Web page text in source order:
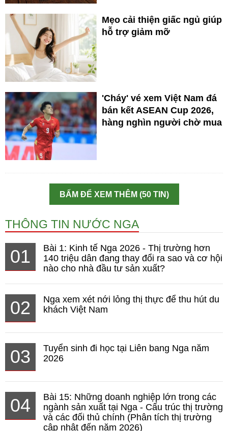
Mẹo cải thiện giấc ngủ giúp
hỗ trợ giảm mỡ
'Cháy' vé xem Việt Nam đá
bán kết ASEAN Cup 2026,
hàng nghìn người chờ mua
BẤM ĐỂ XEM THÊM (50 TIN)
THÔNG TIN NƯỚC NGA
01
Bài 1: Kinh tế Nga 2026 - Thị trường hơn
140 triệu dân đang thay đổi ra sao và cơ hội
nào cho nhà đầu tư sản xuất?
02
Nga xem xét nới lỏng thị thực để thu hút du
khách Việt Nam
03
Tuyển sinh đi học tại Liên bang Nga năm
2026
04
Bài 15: Những doanh nghiệp lớn trong các
ngành sản xuất tại Nga - Cấu trúc thị trường
và các đối thủ chính (Phân tích thị trường
cập nhật đến năm 2026)